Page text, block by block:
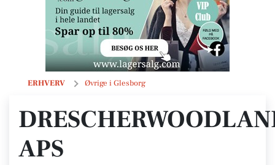
ERHVERV Øvrige i Glesborg
DrescherWoodland ApS
APS